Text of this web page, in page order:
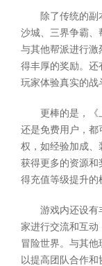
除了传统的
沙城、三界争霸、
与其他帮派进行激
得丰厚的奖励。还
玩家体验真实的战
更棒的是，《
还是免费用户，都
权，如经验加成、
获得更多的资源和
得充值等级提升的
游戏内还设有
家进行交流和互动
冒险世界。与其
以提高团队合作和